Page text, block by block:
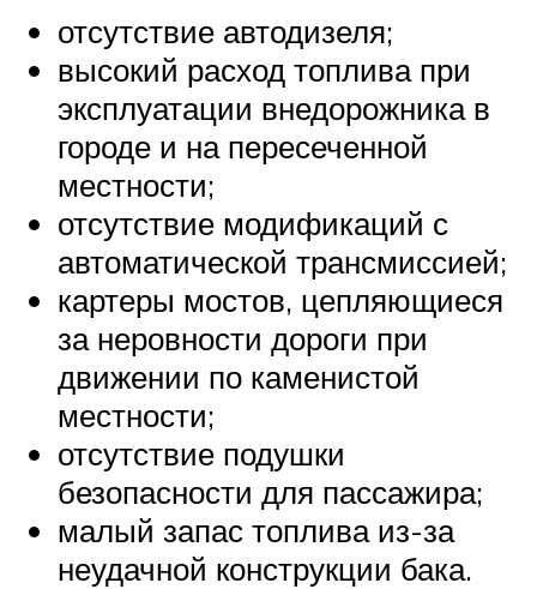
отсутствие автодизеля;
высокий расход топлива при
эксплуатации внедорожника в
городе и на пересеченной
местности;
отсутствие модификаций с
автоматической трансмиссией;
картеры мостов, цепляющиеся
за неровности дороги при
движении по каменистой
местности;
отсутствие подушки
безопасности для пассажира;
малый запас топлива из-за
неудачной конструкции бака.